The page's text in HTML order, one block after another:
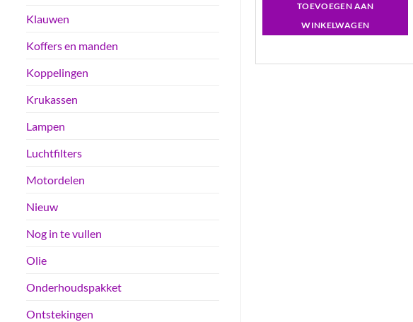
Klauwen
Koffers en manden
Koppelingen
Krukassen
Lampen
Luchtfilters
Motordelen
Nieuw
Nog in te vullen
Olie
Onderhoudspakket
Ontstekingen
TOEVOEGEN AAN
WINKELWAGEN